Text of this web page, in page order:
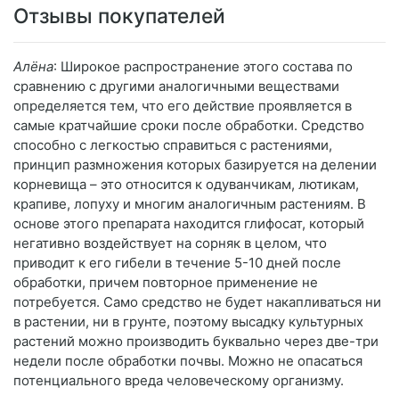
Отзывы покупателей
Алёна: Широкое распространение этого состава по
сравнению с другими аналогичными веществами
определяется тем, что его действие проявляется в
самые кратчайшие сроки после обработки. Средство
способно с легкостью справиться с растениями,
принцип размножения которых базируется на делении
корневища – это относится к одуванчикам, лютикам,
крапиве, лопуху и многим аналогичным растениям. В
основе этого препарата находится глифосат, который
негативно воздействует на сорняк в целом, что
приводит к его гибели в течение 5-10 дней после
обработки, причем повторное применение не
потребуется. Само средство не будет накапливаться ни
в растении, ни в грунте, поэтому высадку культурных
растений можно производить буквально через две-три
недели после обработки почвы. Можно не опасаться
потенциального вреда человеческому организму.